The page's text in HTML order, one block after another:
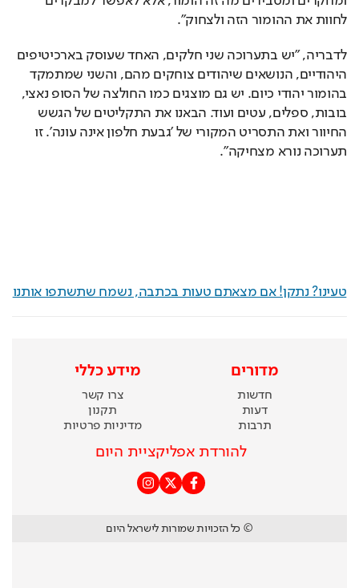
לחוות את ההומור הזה ולצחוק".
לדבריה, "יש בתערוכה שני חלקים, האחד שעוסק בארכיטיפים
היהודיים, הנושאים שיהודים צוחקים מהם, והשני שמתמקד
בהומור יהודי כיום. יש גם מוצגים כמו החולצה של הסופ נאצי,
בובות, ספלים, עטים ועוד. הבאנו את התקליטים של הגשש
החיוור ואת התסריט המקורי של 'גבעת חלפון אינה עונה'. זו
תערוכה נורא מצחיקה".
טעינו? נתקן! אם מצאתם טעות בכתבה, נשמח שתשתפו אותנו
מדורים
חדשות
דעות
תרבות
מידע כללי
צרו קשר
תקנון
מדיניות פרטיות
להורדת אפליקציית היום
© כל הזכויות שמורות לישראל היום